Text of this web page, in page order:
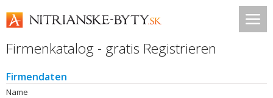
Firmenkatalog - gratis Registrieren
Firmendaten
Name